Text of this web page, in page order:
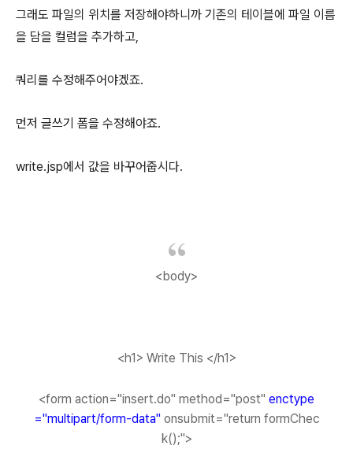
그래도 파일의 위치를 저장해야하니까 기존의 테이블에 파일 이름
을 담을 컬럼을 추가하고,
쿼리를 수정해주어야겠죠.
먼저 글쓰기 폼을 수정해야죠.
write.jsp에서 값을 바꾸어줍시다.
<body>
<h1> Write This </h1>
<form action="insert.do" method="post" enctype
="multipart/form-data" onsubmit="return formChec
k();">